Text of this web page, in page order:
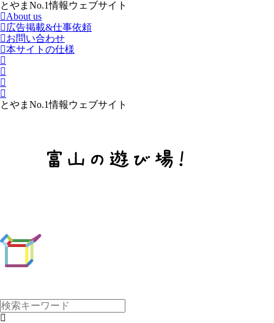
とやまNo.1情報ウェブサイト
About us
広告掲載&仕事依頼
お問い合わせ
本サイトの仕様
とやまNo.1情報ウェブサイト